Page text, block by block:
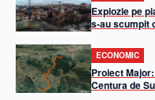
Explozie pe
s-au scumpit
ECONOMIC
Proiect
Centura de